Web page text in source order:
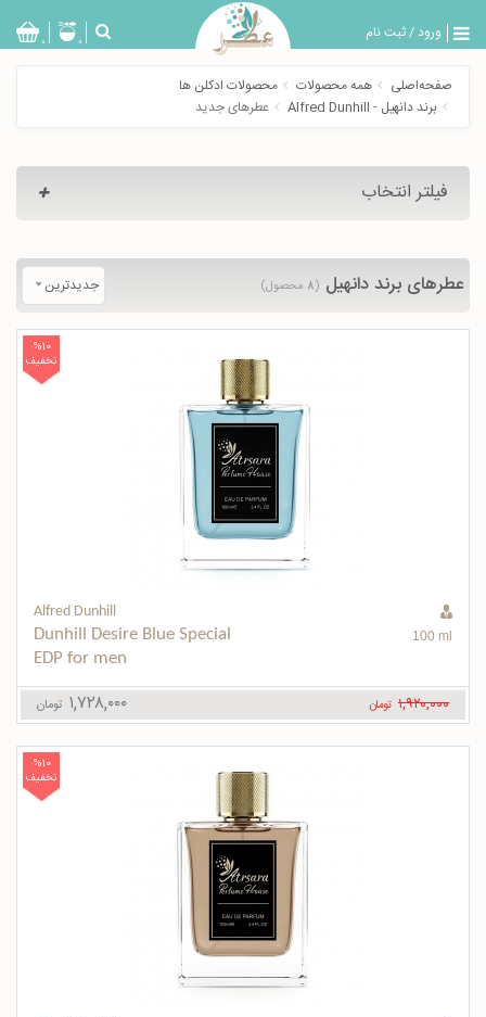
ورود/ثبت نام
بازگشت
زنانه
0 0
صفحه‌اصلی همه محصولات
محصولات ادکلن ها
برند دانهیل - Alfred Dunhill
عطرهای جدید
فیلتر انتخاب
عطرهای برند دانهیل (۸ محصول) جدیدترین
%10
تخفیف
Alfred Dunhill
Dunhill Desire Blue Special
EDP for men
100 ml
۱,۷۲۸,۰۰۰ تومان ۱,۹۲۰,۰۰۰ تومان
%10
تخفیف